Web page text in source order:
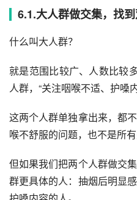
6.1.大人群做交集，找
什么叫大人群？
就是范围比较广、人数比较
人群，“关注咽喉不适、护嗓
这两个人群单独拿出来，都
喉不舒服的问题，也不是所
但如果我们把两个人群做交
群更具体的人：抽烟后明显